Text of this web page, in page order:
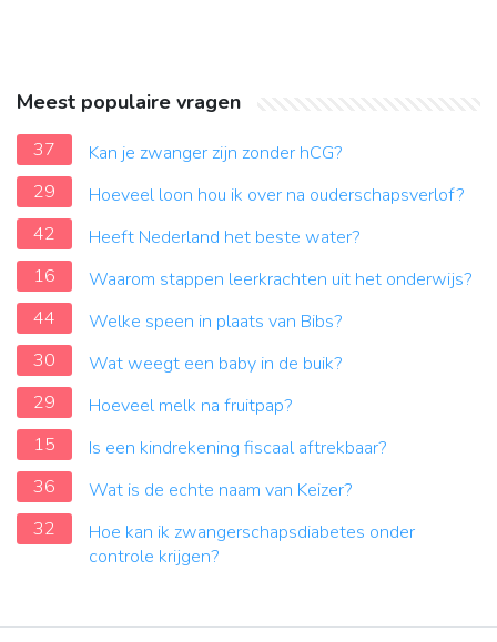
Meest populaire vragen
37
Kan je zwanger zijn zonder hCG?
29
Hoeveel loon hou ik over na ouderschapsverlof?
42
Heeft Nederland het beste water?
16
Waarom stappen leerkrachten uit het onderwijs?
44
Welke speen in plaats van Bibs?
30
Wat weegt een baby in de buik?
29
Hoeveel melk na fruitpap?
15
Is een kindrekening fiscaal aftrekbaar?
36
Wat is de echte naam van Keizer?
32
Hoe kan ik zwangerschapsdiabetes onder
controle krijgen?